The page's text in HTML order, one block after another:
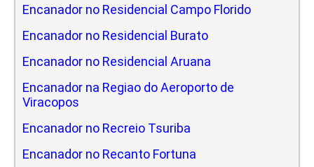
Encanador no Residencial Campo Florido
Encanador no Residencial Burato
Encanador no Residencial Aruana
Encanador na Regiao do Aeroporto de
Viracopos
Encanador no Recreio Tsuriba
Encanador no Recanto Fortuna